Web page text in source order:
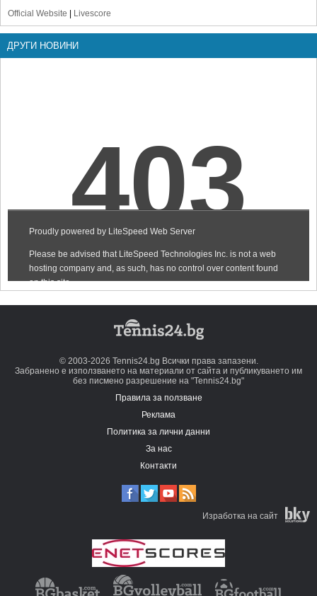
Official Website
Livescore
ДРУГИ НОВИНИ
© 2003-2026 Tennis24.bg Всички права запазени.
Забранено е използването на материали от сайта и публикуването им
без писмено разрешение на "Tennis24.bg"
Правила за ползване
Реклама
Политика за лични данни
За нас
Контакти
Изработка на сайт